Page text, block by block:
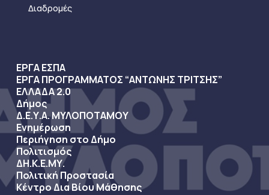
Διαδρομές
ΕΡΓΑ ΕΣΠΑ
ΕΡΓΑ ΠΡΟΓΡΑΜΜΑΤΟΣ “ΑΝΤΩΝΗΣ ΤΡΙΤΣΗΣ”
ΕΛΛΑΔΑ 2.0
Δήμος
Δ.Ε.Υ.Α. ΜΥΛΟΠΟΤΑΜΟΥ
Ενημέρωση
Περιήγηση στο Δήμο
Πολιτισμός
ΔΗ.Κ.Ε.ΜΥ.
Πολιτική Προστασία
Κέντρο Δια Βίου Μάθησης